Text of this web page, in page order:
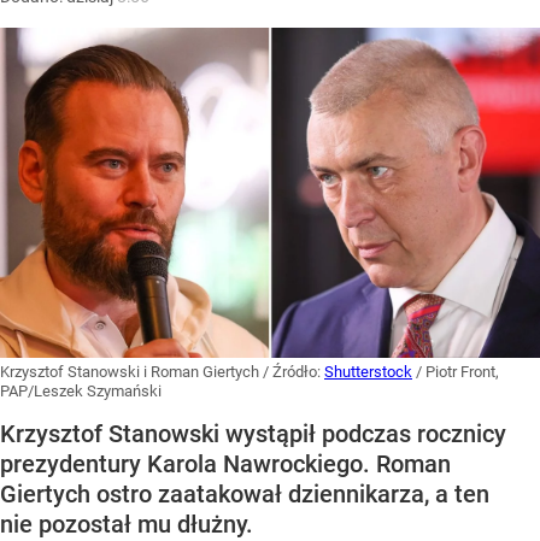
Krzysztof Stanowski i Roman Giertych / Źródło: Shutterstock / Piotr Front,
PAP/Leszek Szymański
Krzysztof Stanowski wystąpił podczas rocznicy
prezydentury Karola Nawrockiego. Roman
Giertych ostro zaatakował dziennikarza, a ten
nie pozostał mu dłużny.